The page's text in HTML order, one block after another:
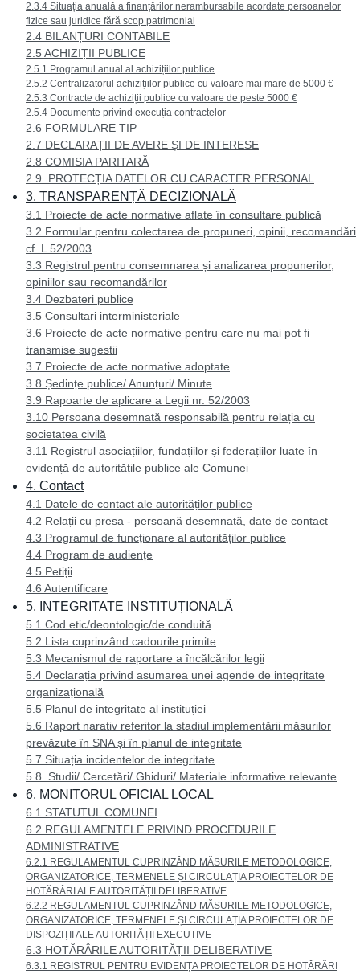
2.3.4 Situația anuală a finanțărilor nerambursabile acordate persoanelor
fizice sau juridice fără scop patrimonial
2.4 BILANȚURI CONTABILE
2.5 ACHIZIȚII PUBLICE
2.5.1 Programul anual al achizițiilor publice
2.5.2 Centralizatorul achizițiilor publice cu valoare mai mare de 5000 €
2.5.3 Contracte de achiziții publice cu valoare de peste 5000 €
2.5.4 Documente privind execuția contractelor
2.6 FORMULARE TIP
2.7 DECLARAȚII DE AVERE ȘI DE INTERESE
2.8 COMISIA PARITARĂ
2.9. PROTECȚIA DATELOR CU CARACTER PERSONAL
3. TRANSPARENȚĂ DECIZIONALĂ
3.1 Proiecte de acte normative aflate în consultare publică
3.2 Formular pentru colectarea de propuneri, opinii, recomandări
cf. L 52/2003
3.3 Registrul pentru consemnarea și analizarea propunerilor,
opiniilor sau recomandărilor
3.4 Dezbateri publice
3.5 Consultari interministeriale
3.6 Proiecte de acte normative pentru care nu mai pot fi
transmise sugestii
3.7 Proiecte de acte normative adoptate
3.8 Ședințe publice/ Anunțuri/ Minute
3.9 Rapoarte de aplicare a Legii nr. 52/2003
3.10 Persoana desemnată responsabilă pentru relația cu
societatea civilă
3.11 Registrul asociațiilor, fundațiilor și federațiilor luate în
evidență de autoritățile publice ale Comunei
4. Contact
4.1 Datele de contact ale autorităților publice
4.2 Relații cu presa - persoană desemnată, date de contact
4.3 Programul de funcționare al autorităților publice
4.4 Program de audiențe
4.5 Petiții
4.6 Autentificare
5. INTEGRITATE INSTITUȚIONALĂ
5.1 Cod etic/deontologic/de conduită
5.2 Lista cuprinzând cadourile primite
5.3 Mecanismul de raportare a încălcărilor legii
5.4 Declarația privind asumarea unei agende de integritate
organizațională
5.5 Planul de integritate al instituției
5.6 Raport narativ referitor la stadiul implementării măsurilor
prevăzute în SNA și în planul de integritate
5.7 Situația incidentelor de integritate
5.8. Studii/ Cercetări/ Ghiduri/ Materiale informative relevante
6. MONITORUL OFICIAL LOCAL
6.1 STATUTUL COMUNEI
6.2 REGULAMENTELE PRIVIND PROCEDURILE
ADMINISTRATIVE
6.2.1 REGULAMENTUL CUPRINZÂND MĂSURILE METODOLOGICE,
ORGANIZATORICE, TERMENELE ȘI CIRCULAȚIA PROIECTELOR DE
HOTĂRÂRI ALE AUTORITĂȚII DELIBERATIVE
6.2.2 REGULAMENTUL CUPRINZÂND MĂSURILE METODOLOGICE,
ORGANIZATORICE, TERMENELE ȘI CIRCULAȚIA PROIECTELOR DE
DISPOZIȚII ALE AUTORITĂȚII EXECUTIVE
6.3 HOTĂRÂRILE AUTORITĂȚII DELIBERATIVE
6.3.1 REGISTRUL PENTRU EVIDENȚA PROIECTELOR DE HOTĂRÂRI